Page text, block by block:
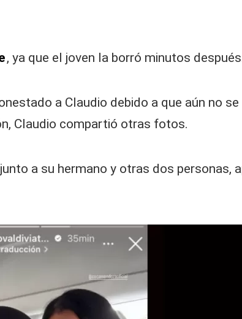
, ya que el joven la borró minutos
a Claudio debido a que aún no
Claudio compartió otras fotos.
a su hermano y otras dos personas,